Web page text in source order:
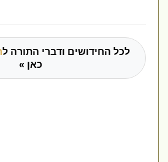
לכל החידושים ודברי התורה ל
כאן »